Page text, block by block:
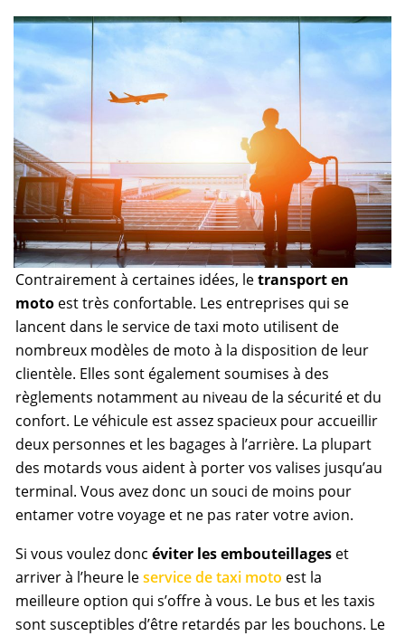
Contrairement à certaines idées, letransport en
moto est très confortable. Les entreprises qui se
lancent dans le service de taxi moto utilisent de
nombreux modèles de moto à la disposition de leur
clientèle. Elles sont également soumises à des
règlements notamment au niveau de la sécurité et du
confort. Le véhicule est assez spacieux pour accueillir
deux personnes et les bagages à l’arrière. La plupart
des motards vous aident à porter vos valises jusqu’au
terminal. Vous avez donc un souci de moins pour
entamer votre voyage et ne pas rater votre avion.
Si vous voulez doncéviter les embouteillages et
arriver à l’heure leservice de taxi moto est la
meilleure option qui s’offre à vous. Le bus et les taxis
sont susceptibles d’être retardés par les bouchons. Le